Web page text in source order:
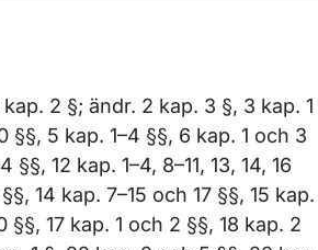
2 §; ändr. 2 kap. 3 §, 3 kap. 1
§§, 5 kap. 1–4 §§, 6 kap. 1 och 3
§§, 12 kap. 1–4, 8–11, 13, 14, 16
14 kap. 7–15 och 17 §§, 15 kap.
§§, 17 kap. 1 och 2 §§, 18 kap. 2